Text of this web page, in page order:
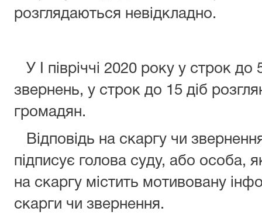
розглядаються невідкладно.
У І півріччі 2020 року у строк до
звернень, у строк до 15 діб
громадян.
Відповідь на скаргу чи
підписує голова суду, або особа,
на скаргу містить мотивовану
скарги чи звернення.